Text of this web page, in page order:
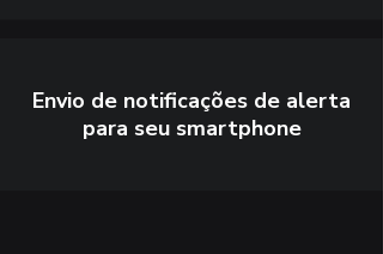
Envio de notificações de alerta
para seu smartphone